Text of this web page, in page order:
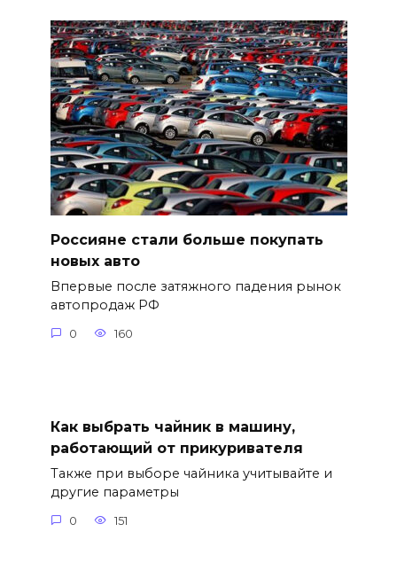
Россияне стали больше покупать
новых авто
Впервые после затяжного падения рынок
автопродаж РФ
0 160
Как выбрать чайник в машину,
работающий от прикуривателя
Также при выборе чайника учитывайте и
другие параметры
0 151